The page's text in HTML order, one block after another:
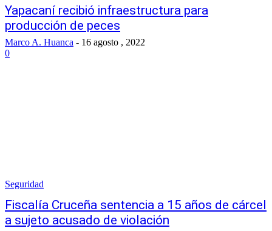
Yapacaní recibió infraestructura para
producción de peces
Marco A. Huanca - 16 agosto , 2022
0
Seguridad
Fiscalía Cruceña sentencia a 15 años de cárcel
a sujeto acusado de violación